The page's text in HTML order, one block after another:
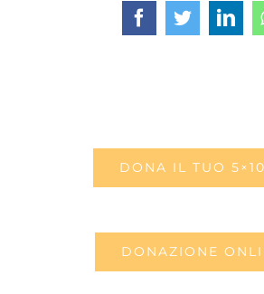
FacebookTwitter
DONA IL TUO
DONAZIONE